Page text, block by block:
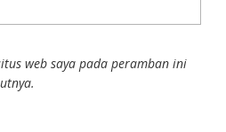
web saya pada peramban ini